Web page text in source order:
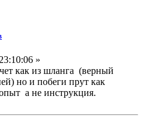
»
как из шланга (верный
но и побеги прут как
а не инструкция.